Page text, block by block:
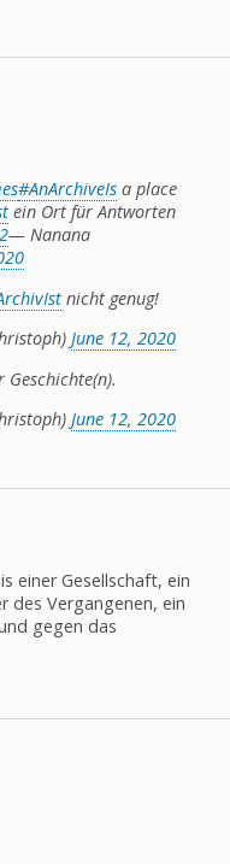
#AnArchiveIs a place
ein Ort für Antworten
— Nanana
nicht genug!
June 12, 2020
June 12, 2020
einer Gesellschaft, ein
des Vergangenen, ein
gegen das